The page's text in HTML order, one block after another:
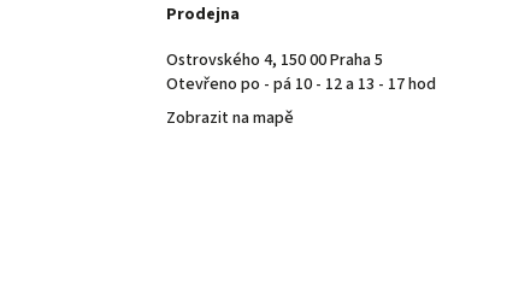
Prodejna
Ostrovského 4, 150 00 Praha 5
Otevřeno po - pá 10 - 12 a 13 - 17 hod
Zobrazit na mapě